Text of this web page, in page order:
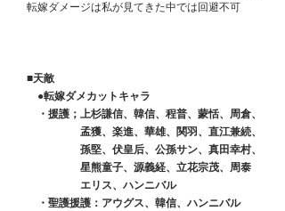
転嫁ダメージは私が見てきた中では回避不可
■天敵
●転嫁ダメカットキャラ
・援護；上杉謙信、韓信、程普、蒙恬、周倉、
孟獲、楽進、華雄、関羽、直江兼続、
孫堅、伏皇后、公孫サン、真田幸村、
星熊童子、源義経、立花宗茂、周泰
エリス、ハンニバル
・聖護援護：アウグス、韓信、ハンニバル